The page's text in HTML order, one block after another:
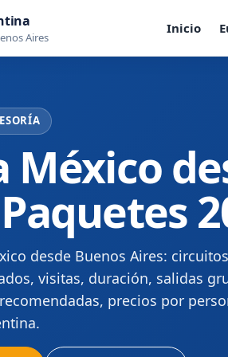
Aires
Inicio
México
desde Buenos Aires:
visitas, duración, salidas
precios por